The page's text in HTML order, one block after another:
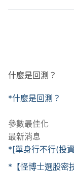
什麼是回測？
*什麼是回測？
參數最佳化
最新消息
*[單身行不行(投
*【怪博士選股密